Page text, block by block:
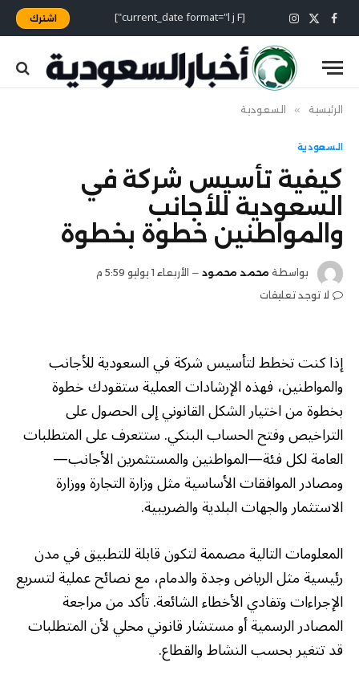
فيسبوك
X
(Twitter)
الانستغرام [current_date format="l j F"] اشترك
الرئيسية » السعودية
السعودية
كيفية تأسيس شركة في
السعودية للأجانب
والمواطنين خطوة بخطوة
بواسطة محمد محمود
الأربعاء 1 يوليو 5:59 م
لا توجد تعليقات
إذا كنت تخطط لتأسيس شركة في السعودية للأجانب
والمواطنين، فهذه الإرشادات العملية ستقودك خطوة
بخطوة من اختيار الشكل القانوني إلى الحصول على
التراخيص وفتح الحساب البنكي. ستتعرف على المتطلبات
العامة لكل فئة—المواطنين والمستثمرين الأجانب—
ومصادر الموافقات الأساسية مثل وزارة التجارة ووزارة
الاستثمار والجهات البلدية والضريبية.
المعلومات التالية مصممة لتكون قابلة للتطبيق في مدن
رئيسية مثل الرياض وجدة والدمام، مع نصائح عملية لتسريع
الإجراءات وتفادي الأخطاء الشائعة. تأكد من مراجعة
المصادر الرسمية أو مستشار قانوني محلي لأن المتطلبات
قد تتغير بحسب النشاط والقطاع.